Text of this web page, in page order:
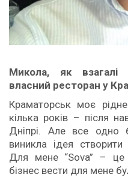
Микола, яквзагалі
власний ресторан у
Краматорськ моє
кілька років – після
Дніпрі. Але все одно
виникла ідея створити
Для мене “Sova” – це
бізнес вести для мене